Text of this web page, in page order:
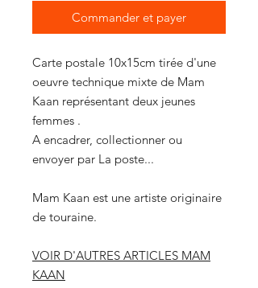
Commander et payer
Carte postale 10x15cm tirée d'une
oeuvre technique mixte de Mam
Kaan représentant deux jeunes
femmes .
A encadrer, collectionner ou
envoyer par La poste...
Mam Kaan est une artiste originaire
de touraine.
VOIR D'AUTRES ARTICLES MAM
KAAN